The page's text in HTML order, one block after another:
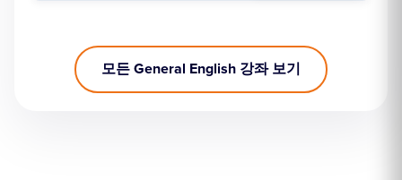
모든 General English 강좌 보기